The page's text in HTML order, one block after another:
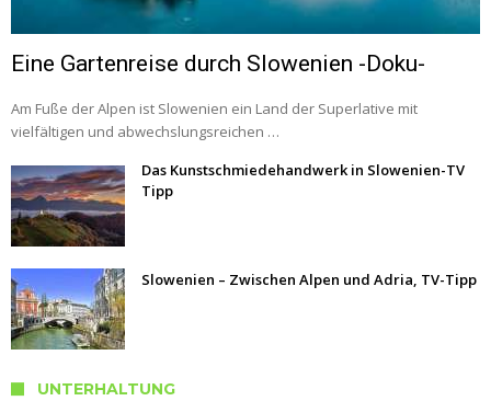
Eine Gartenreise durch Slowenien -Doku-
Am Fuße der Alpen ist Slowenien ein Land der Superlative mit
vielfältigen und abwechslungsreichen …
Das Kunstschmiedehandwerk in Slowenien-TV
Tipp
Slowenien – Zwischen Alpen und Adria, TV-Tipp
UNTERHALTUNG